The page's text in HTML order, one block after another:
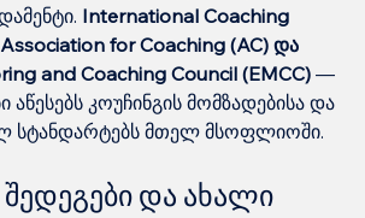
International Coaching
for Coaching (AC) და
and Coaching Council (EMCC) —
აწესებს კოუჩინგის მომზადებისა და
სტანდარტებს მთელ მსოფლიოში.
და ახალი